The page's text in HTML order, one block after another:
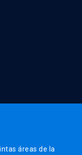
áreas de la